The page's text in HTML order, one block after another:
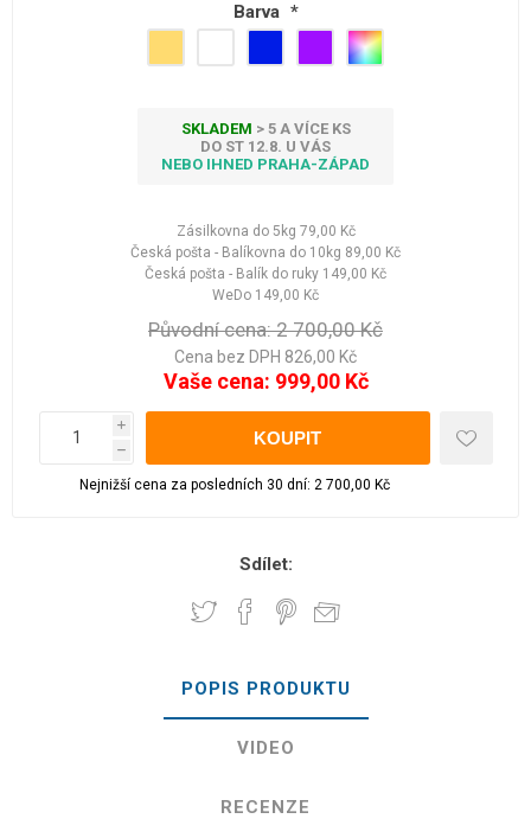
Barva *
SKLADEM > 5 A VÍCE KS
DO ST 12.8. U VÁS
NEBO IHNED PRAHA-ZÁPAD
Zásilkovna do 5kg 79,00 Kč
Česká pošta - Balíkovna do 10kg 89,00 Kč
Česká pošta - Balík do ruky 149,00 Kč
WeDo 149,00 Kč
Původní cena: 2 700,00 Kč
Cena bez DPH 826,00 Kč
Vaše cena: 999,00 Kč
i
h
Nejnižší cena za posledních 30 dní: 2 700,00 Kč
Sdílet:
POPIS PRODUKTU
VIDEO
RECENZE